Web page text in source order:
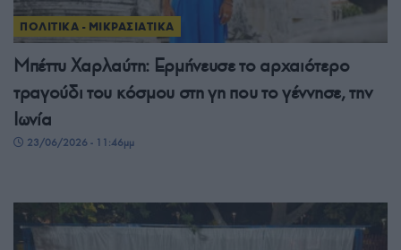
ΠΟΛΙΤΙΚΑ - ΜΙΚΡΑΣΙΑΤΙΚΑ
Μπέττυ Χαρλαύτη: Ερμήνευσε το αρχαιότερο
τραγούδι του κόσμου στη γη που το γέννησε, την
Ιωνία
23/06/2026 - 11:46μμ